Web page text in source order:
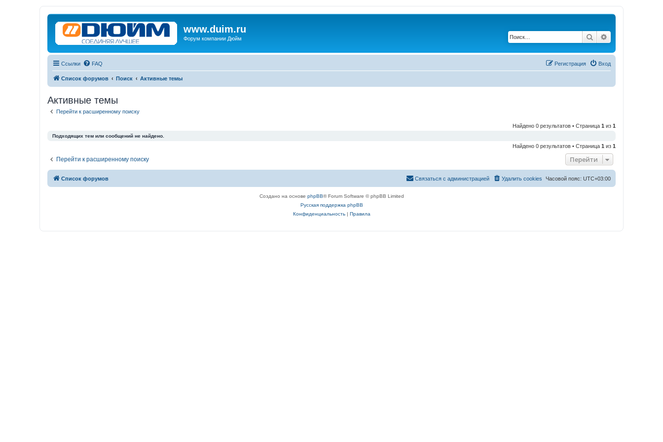
www.duim.ru
Форум компании Дюйм Поиск
Ссылки FAQ Вход
Регистрация
Список форумов Поиск Активные темы
Активные темы
Перейти к расширенному поиску
Найдено 0 результатов • Страница 1 из 1
Подходящих тем или сообщений не найдено.
Найдено 0 результатов • Страница 1 из 1
Перейти к расширенному поиску Перейти
Список форумов Часовой пояс: UTC+03:00
Удалить cookies
Связаться с администрацией
Создано на основе phpBB® Forum Software © phpBB Limited
Русская поддержка phpBB
Конфиденциальность| Правила